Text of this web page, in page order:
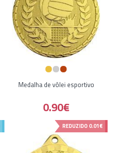
Medalha de vôlei esportivo
0.90€
REDUZIDO 0.01€